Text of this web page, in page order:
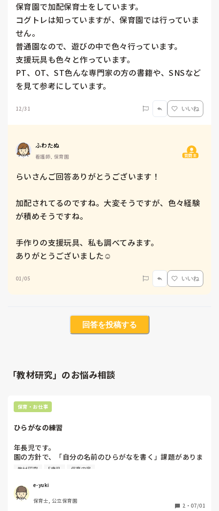
保育園で加配保育士をしています。
コグトレは知っていますが、保育園では行っていま
せん。
普通園なので、遊びの中で色々行っています。
支援玩具も色々と作っています。
PT、OT、ST色んな専門家の方の書籍や、SNSなど
を見て参考にしています。
12/31 いいね
ふわたぬ
看護師, 保育園 質問主
らいさんご回答ありがとうございます！
加配されてるのですね。大変そうですが、色々経験
が積めそうですね。
手作りの支援玩具、私も調べてみます。
ありがとうございました☺︎
01/05 いいね
回答を投稿する
「教材研究」のお悩み相談
保育・お仕事
ひらがなの練習
年長児です。
園の方針で、「自分の名前のひらがなを書く」課題がありま
す。個人差があり、字を書く事が難しい子が多くいます。
よう！と思える促し、道具などあれば教えていただきたいで
す。
よろしくお願いします。
教材研究 5歳児 保育内容
e-yuki
保育士, 公立保育園
2 ・ 07/01